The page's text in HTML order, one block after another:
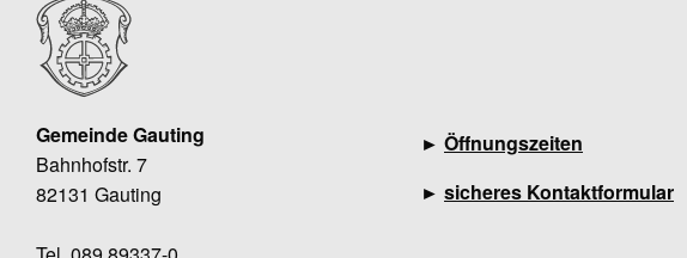
Gemeinde Gauting
Bahnhofstr. 7
82131 Gauting
► Öffnungszeiten
► sicheres Kontaktformular